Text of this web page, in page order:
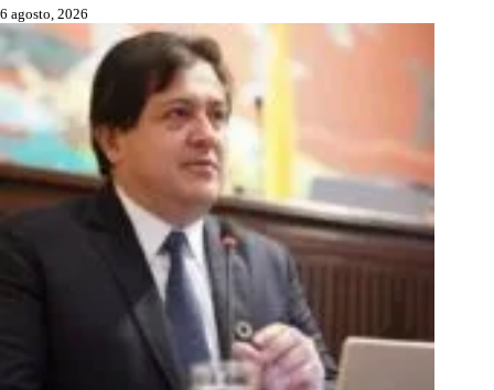
6 agosto, 2026